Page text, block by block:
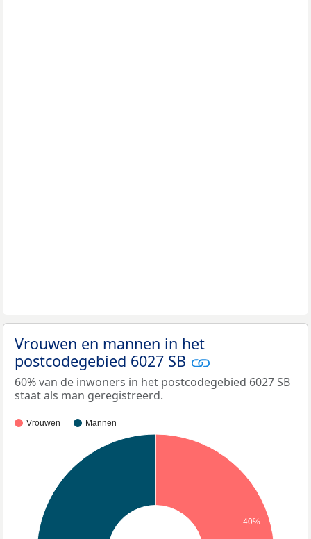
Vrouwen en mannen in het
postcodegebied 6027 SB
60% van de inwoners in het postcodegebied 6027 SB
staat als man geregistreerd.
Vrouwen Mannen
40%